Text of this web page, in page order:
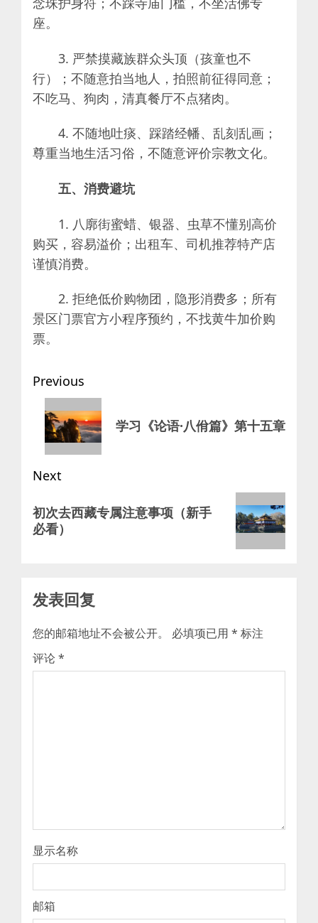
座。
3. 严禁摸藏族群众头顶（孩童也不
行）；不随意拍当地人，拍照前征得同意；
不吃马、狗肉，清真餐厅不点猪肉。
4. 不随地吐痰、踩踏经幡、乱刻乱画；
尊重当地生活习俗，不随意评价宗教文化。
五、消费避坑
1. 八廓街蜜蜡、银器、虫草不懂别高价
购买，容易溢价；出租车、司机推荐特产店
谨慎消费。
2. 拒绝低价购物团，隐形消费多；所有
景区门票官方小程序预约，不找黄牛加价购
票。
Post
navigation
Previous
Previous
post:
学习《论语·八佾篇》第十五章
Next
Next
post:
初次去西藏专属注意事项（新手
必看）
发表回复
您的邮箱地址不会被公开。 必填项已用 * 标注
评论*
显示名称
邮箱